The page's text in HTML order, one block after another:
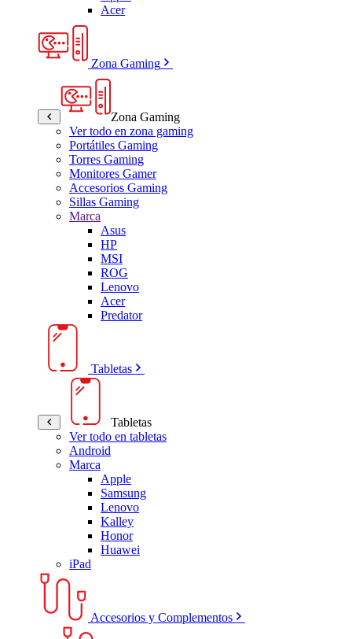
Acer
Zona Gaming
Zona Gaming
Ver todo en zona gaming
Portátiles Gaming
Torres Gaming
Monitores Gamer
Accesorios Gaming
Sillas Gaming
Marca
Asus
HP
MSI
ROG
Lenovo
Acer
Predator
Tabletas
Tabletas
Ver todo en tabletas
Android
Marca
Apple
Samsung
Lenovo
Kalley
Honor
Huawei
iPad
Accesorios y Complementos